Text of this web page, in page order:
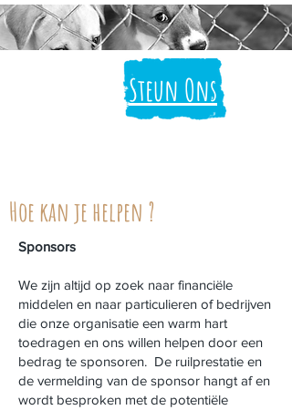
Steun Ons
Hoe kan je helpen ?
Sponsors
We zijn altijd op zoek naar financiële
middelen en naar particulieren of bedrijven
die onze organisatie een warm hart
toedragen en ons willen helpen door een
bedrag te sponsoren. De ruilprestatie en
de vermelding van de sponsor hangt af en
wordt besproken met de potentiële